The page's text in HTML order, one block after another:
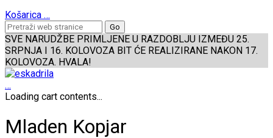
Košarica …
SVE NARUDŽBE PRIMLJENE U RAZDOBLJU IZMEĐU 25.
SRPNJA I 16. KOLOVOZA BIT ĆE REALIZIRANE NAKON 17.
KOLOVOZA. HVALA!
…
Loading cart contents...
Mladen Kopjar